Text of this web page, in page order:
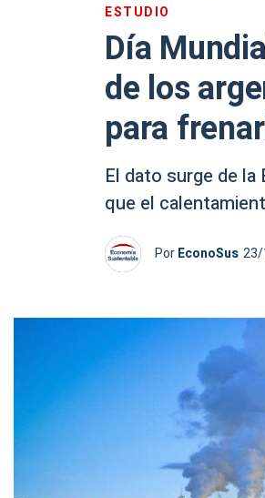
ESTUDIO
Día
de los
para
El dato surge de la
que el
PorEconoSus 23/